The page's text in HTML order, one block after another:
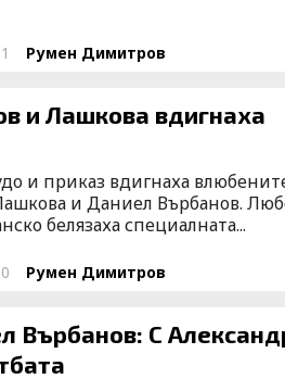
1 Румен Димитров
и Лашкова вдигнаха
и приказ вдигнаха
и Даниел Върбанов.
белязаха специалната...
0 Румен Димитров
Върбанов: С